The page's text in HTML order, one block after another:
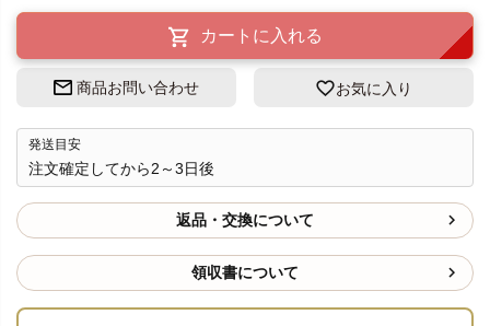
カートに入れる
商品お問い合わせ お気に入り
発送目安
注文確定してから2～3日後
返品・交換について
領収書について